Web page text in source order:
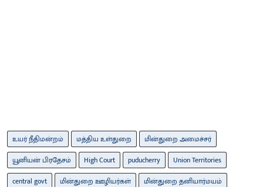
உயர் நீதிமன்றம் மத்திய உள்துறை
மின்துறை அமைச்சர்
யூனியன் பிரதேசம்
High Court puducherry
Union Territories
central govt
மின்துறை ஊழியர்கள் மின்துறை தனியார்மயம்